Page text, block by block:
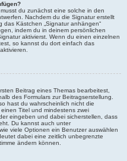
du zunächst eine solche in den
Nachdem du die Signatur erstellt
Kästchen „Signatur anhängen“
indem du in deinem persönlichen
aktivierst. Wenn du einen einzelnen
so kannst du dort einfach das
Beitrag eines Themas bearbeitest,
des Formulars zur Beitragserstellung.
hast du wahrscheinlich nicht die
Titel und mindestens zwei
eingeben und dabei sicherstellen, dass
Du kannst auch unter
viele Optionen ein Benutzer auswählen
dabei eine zeitlich unbegrenzte
ändern können.